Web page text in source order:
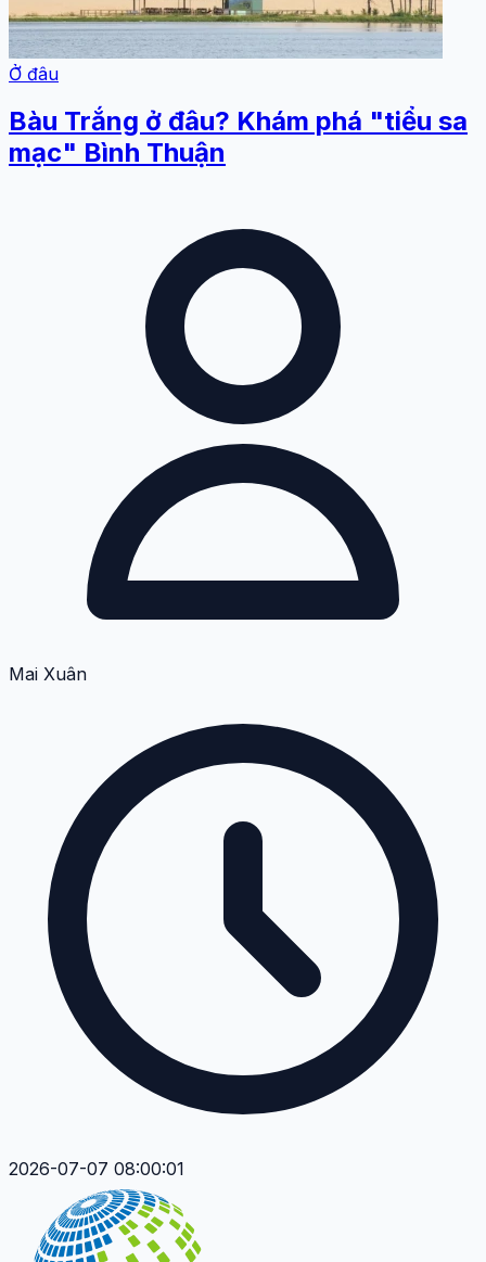
Ở đâu
Bàu Trắng ở đâu? Khám phá "tiểu sa
mạc" Bình Thuận
Mai Xuân
2026-07-07 08:00:01